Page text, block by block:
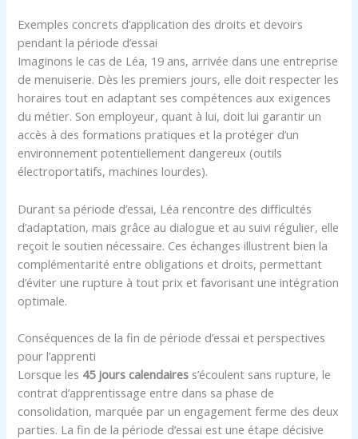
Exemples concrets d’application des droits et devoirs
pendant la période d’essai
Imaginons le cas de Léa, 19 ans, arrivée dans une entreprise
de menuiserie. Dès les premiers jours, elle doit respecter les
horaires tout en adaptant ses compétences aux exigences
du métier. Son employeur, quant à lui, doit lui garantir un
accès à des formations pratiques et la protéger d’un
environnement potentiellement dangereux (outils
électroportatifs, machines lourdes).
Durant sa période d’essai, Léa rencontre des difficultés
d’adaptation, mais grâce au dialogue et au suivi régulier, elle
reçoit le soutien nécessaire. Ces échanges illustrent bien la
complémentarité entre obligations et droits, permettant
d’éviter une rupture à tout prix et favorisant une intégration
optimale.
Conséquences de la fin de période d’essai et perspectives
pour l’apprenti
Lorsque les 45 jours calendaires s’écoulent sans rupture, le
contrat d’apprentissage entre dans sa phase de
consolidation, marquée par un engagement ferme des deux
parties. La fin de la période d’essai est une étape décisive